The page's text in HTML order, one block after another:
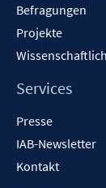
Befragungen
Projekte
Services
Presse
IAB-Newsletter
Kontakt